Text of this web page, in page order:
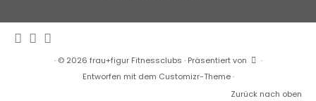
· © 2026 frau+figur Fitnessclubs · Präsentiert von
·
Entworfen mit dem Customizr-Theme·
Zurück nach oben